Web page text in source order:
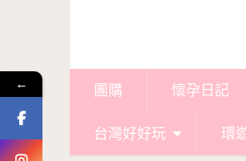
團購 懷孕日記
台灣好好玩 環
←